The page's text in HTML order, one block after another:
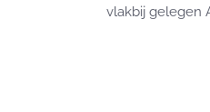
vlakbij gelegen